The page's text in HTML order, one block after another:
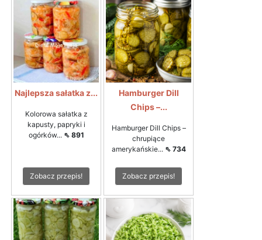
Najlepsza sałatka z...
Kolorowa sałatka z
kapusty, papryki i
ogórków... ⇖ 891
Zobacz przepis!
Hamburger Dill
Chips –...
Hamburger Dill Chips –
chrupiące
amerykańskie... ⇖ 734
Zobacz przepis!